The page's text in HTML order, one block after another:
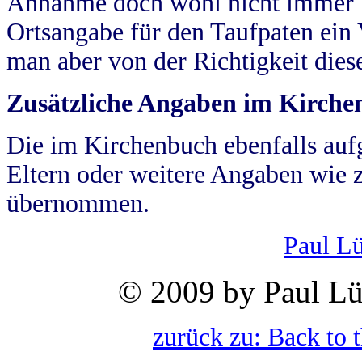
Ortsangabe für den Taufpaten
man aber von der Richtigkeit
Zusätzliche Angaben im
Die im Kirchenbuch ebenfalls
Eltern oder weitere Angaben wie
übernommen.
Paul
© 2009 by Paul
zurück zu: Back to